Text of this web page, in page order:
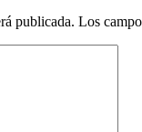
publicada. Los